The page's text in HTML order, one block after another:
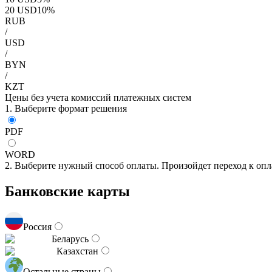
20 USD10%
RUB
/
USD
/
BYN
/
KZT
Цены без учета комиссий платежных систем
1. Выберите формат решения
PDF
WORD
2. Выберите нужный способ оплаты. Произойдет переход к
Банковские карты
Россия
Беларусь
Казахстан